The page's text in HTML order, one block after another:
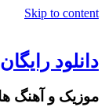
Skip to content
دانلود
موزیک و آهنگ